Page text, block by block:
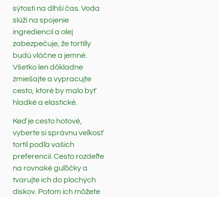
sýtosti na dlhší čas. Voda
slúži na spojenie
ingrediencií a olej
zabezpečuje, že tortilly
budú vláčne a jemné.
Všetko len dôkladne
zmiešajte a vypracujte
cesto, ktoré by malo byť
hladké a elastické.
Keď je cesto hotové,
vyberte si správnu veľkosť
tortíl podľa vašich
preferencií. Cesto rozdeľte
na rovnaké guľôčky a
tvarujte ich do plochých
diskov. Potom ich môžete